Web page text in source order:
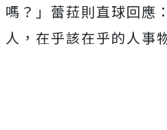
嗎？」蕾菈則直球回應
人，在乎該在乎的人事